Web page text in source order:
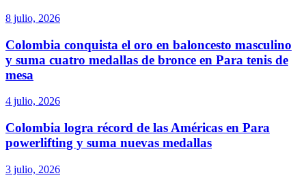
8 julio, 2026
Colombia conquista el oro en baloncesto masculino
y suma cuatro medallas de bronce en Para tenis de
mesa
4 julio, 2026
Colombia logra récord de las Américas en Para
powerlifting y suma nuevas medallas
3 julio, 2026